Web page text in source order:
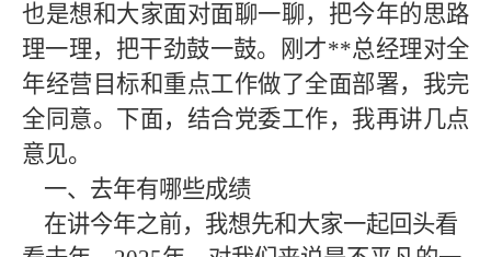
也是想和大家面对面聊一聊，把今年的思路
理一理，把干劲鼓一鼓。刚才**总经理对全
年经营目标和重点工作做了全面部署，我完
全同意。下面，结合党委工作，我再讲几点
意见。
一、去年有哪些成绩
在讲今年之前，我想先和大家一起回头看